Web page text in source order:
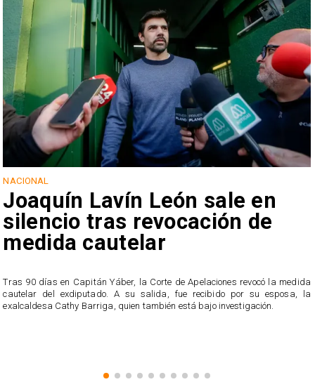
NACIONAL
Joaquín Lavín León sale en
silencio tras revocación de
medida cautelar
Tras 90 días en Capitán Yáber, la Corte de Apelaciones revocó la medida
cautelar del exdiputado. A su salida, fue recibido por su esposa, la
exalcaldesa Cathy Barriga, quien también está bajo investigación.